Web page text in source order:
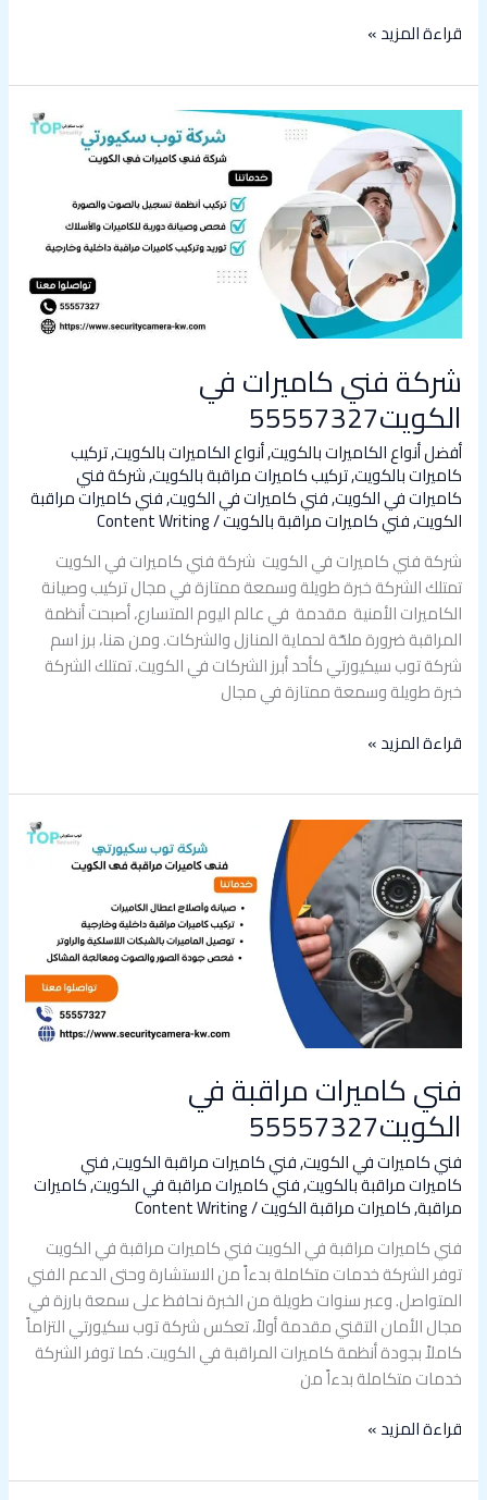
قراءة المزيد »
شركة فني كاميرات في
الكويت55557327
أفضل أنواع الكاميرات بالكويت,أنواع الكاميرات بالكويت,تركيب
كاميرات بالكويت,تركيب كاميرات مراقبة بالكويت,شركة فني
كاميرات في الكويت,فني كاميرات في الكويت,فني كاميرات مراقبة
الكويت,فني كاميرات مراقبة بالكويت/
Content Writing
شركة فني كاميرات في الكويت شركة فني كاميرات في الكويت
تمتلك الشركة خبرة طويلة وسمعة ممتازة في مجال تركيب وصيانة
الكاميرات الأمنية مقدمة في عالم اليوم المتسارع، أصبحت أنظمة
المراقبة ضرورة ملحّة لحماية المنازل والشركات. ومن هنا، برز اسم
شركة توب سيكيورتي كأحد أبرز الشركات في الكويت. تمتلك الشركة
خبرة طويلة وسمعة ممتازة في مجال
فني
كاميرات
في
الكويت55557327
قراءة المزيد »
فني كاميرات مراقبة في
الكويت55557327
فني كاميرات في الكويت,فني كاميرات مراقبة الكويت,فني
كاميرات مراقبة بالكويت,فني كاميرات مراقبة في الكويت,كاميرات
مراقبة,كاميرات مراقبة الكويت/
Content Writing
فني كاميرات مراقبة في الكويت فني كاميرات مراقبة في الكويت
توفر الشركة خدمات متكاملة بدءاً من الاستشارة وحتى الدعم الفني
المتواصل. وعبر سنوات طويلة من الخبرة نحافظ على سمعة بارزة في
مجال الأمان التقني مقدمة أولاً، تعكس شركة توب سكيورتي التزاماً
كاملاً بجودة أنظمة كاميرات المراقبة في الكويت. كما توفر الشركة
خدمات متكاملة بدءاً من
فني
كاميرات
مراقبة
في
الكويت55557327
قراءة المزيد »